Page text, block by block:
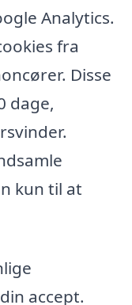
Analytics.
fra
Disse
dage,
kun til at
accept.